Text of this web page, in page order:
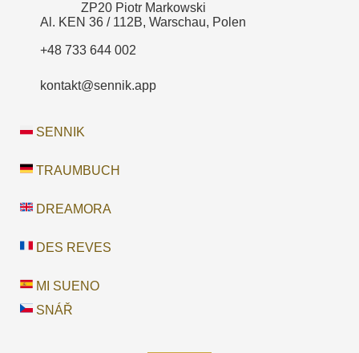
ZP20 Piotr Markowski
Al. KEN 36 / 112B, Warschau, Polen
+48 733 644 002
kontakt@sennik.app
SENNIK
TRAUMBUCH
DREAMORA
DES REVES
MI SUENO
SNÁŘ